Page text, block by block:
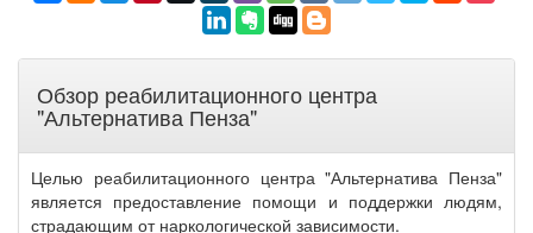
Обзор реабилитационного центра
"Альтернатива Пенза"
Целью реабилитационного центра "Альтернатива Пенза"
является предоставление помощи и поддержки людям,
страдающим от наркологической зависимости.